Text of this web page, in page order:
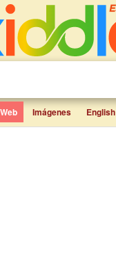
Web Imágenes English